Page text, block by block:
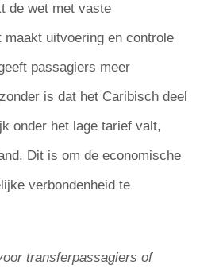
de wet met vaste
maakt uitvoering en controle
passagiers meer
is dat het Caribisch deel
onder het lage tarief valt,
Dit is om de economische
verbondenheid te
transferpassagiers of